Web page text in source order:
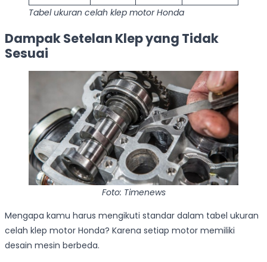
Tabel ukuran celah klep motor Honda
Dampak Setelan Klep yang Tidak
Sesuai
Foto: Timenews
Mengapa kamu harus mengikuti standar dalam tabel ukuran
celah klep motor Honda? Karena setiap motor memiliki
desain mesin berbeda.